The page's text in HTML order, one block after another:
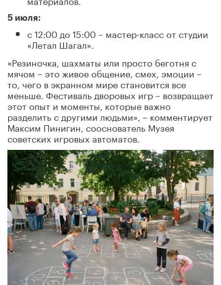
5 июля:
с 12:00 до 15:00 – мастер-класс от студии
«Летал Шагал».
«Резиночка, шахматы или просто беготня с
мячом – это живое общение, смех, эмоции –
то, чего в экранном мире становится все
меньше. Фестиваль дворовых игр – возвращает
этот опыт и моменты, которые важно
разделить с другими людьми», – комментирует
Максим Пинигин, сооснователь Музея
советских игровых автоматов.